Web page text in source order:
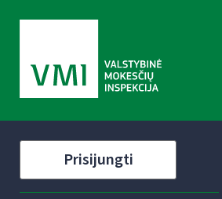
Prisijungti